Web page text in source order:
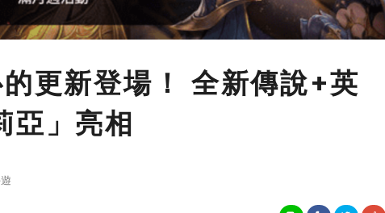
更新登場！ 全新傳說+英
亞」亮相